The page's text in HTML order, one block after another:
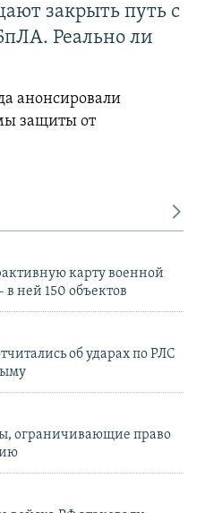
закрыть путь с
Реально ли
анонсировали
защиты от
карту военной
в ней 150 объектов
об ударах по РЛС
ограничивающие право